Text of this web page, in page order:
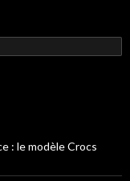
: le modèle Crocs